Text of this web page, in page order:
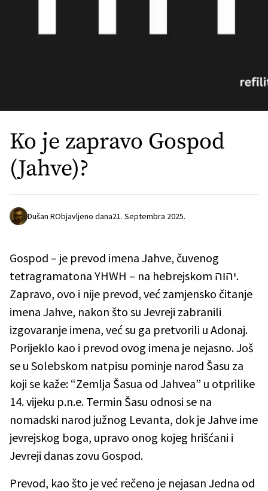
Ko je zapravo Gospod
(Jahve)?
Dušan RObjavljeno dana21. Septembra 2025.
Gospod – je prevod imena Jahve, čuvenog
tetragramatona YHWH – na hebrejskom יהוה.
Zapravo, ovo i nije prevod, već zamjensko čitanje
imena Jahve, nakon što su Jevreji zabranili
izgovaranje imena, već su ga pretvorili u Adonaj.
Porijeklo kao i prevod ovog imena je nejasno. Još
se u Solebskom natpisu pominje narod Šasu za
koji se kaže: “Zemlja Šasua od Jahvea” u otprilike
14. vijeku p.n.e. Termin Šasu odnosi se na
nomadski narod južnog Levanta, dok je Jahve ime
jevrejskog boga, upravo onog kojeg hrišćani i
Jevreji danas zovu Gospod.
Prevod, kao što je već rečeno je nejasan Jedna od